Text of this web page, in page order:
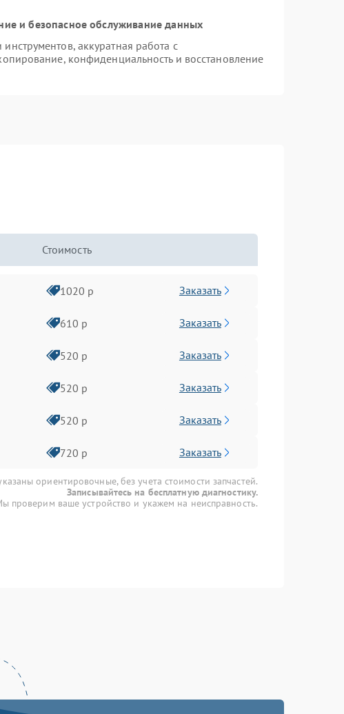
и безопасное обслуживание данных
аккуратная работа с
конфиденциальность и восстановление
Стоимость
1020 р Заказать
610 р Заказать
520 р Заказать
520 р Заказать
520 р Заказать
720 р Заказать
ориентировочные, без учета стоимости запчастей.
Записывайтесь на бесплатную диагностику.
проверим ваше устройство и укажем на неисправность.